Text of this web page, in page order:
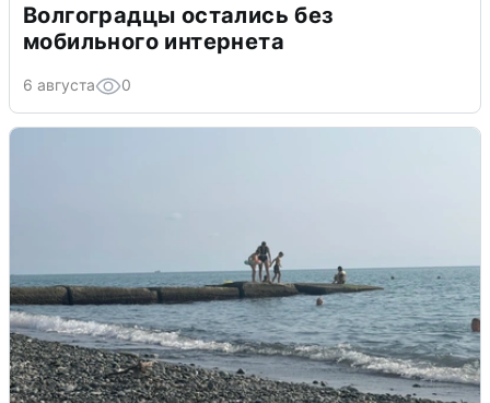
Волгоградцы остались без
мобильного интернета
6 августа 0